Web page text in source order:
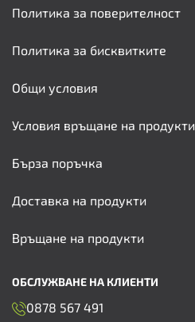
Политика за поверителност
Политика за бисквитките
Общи условия
Условия връщане на продукти
Бърза поръчка
Доставка на продукти
Връщане на продукти
ОБСЛУЖВАНЕ НА КЛИЕНТИ
0878 567 491